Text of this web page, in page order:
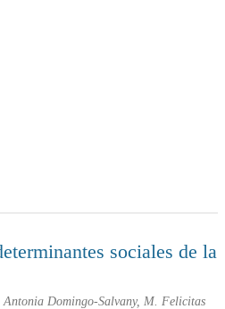
sociales de la
Domingo-Salvany, M. Felicitas